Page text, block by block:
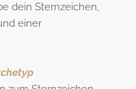
dein Sternzeichen,
einer